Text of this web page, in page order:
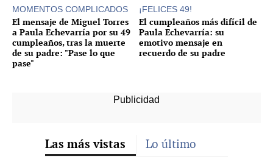
MOMENTOS COMPLICADOS
El mensaje de Miguel Torres
a Paula Echevarría por su 49
cumpleaños, tras la muerte
de su padre: "Pase lo que
pase"
¡FELICES 49!
El cumpleaños más difícil de
Paula Echevarría: su
emotivo mensaje en
recuerdo de su padre
Las más vistas Lo último